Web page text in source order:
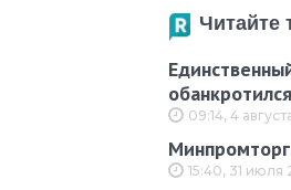
Читайте
обанкротился
09:14, 4
15:40, 31 июля